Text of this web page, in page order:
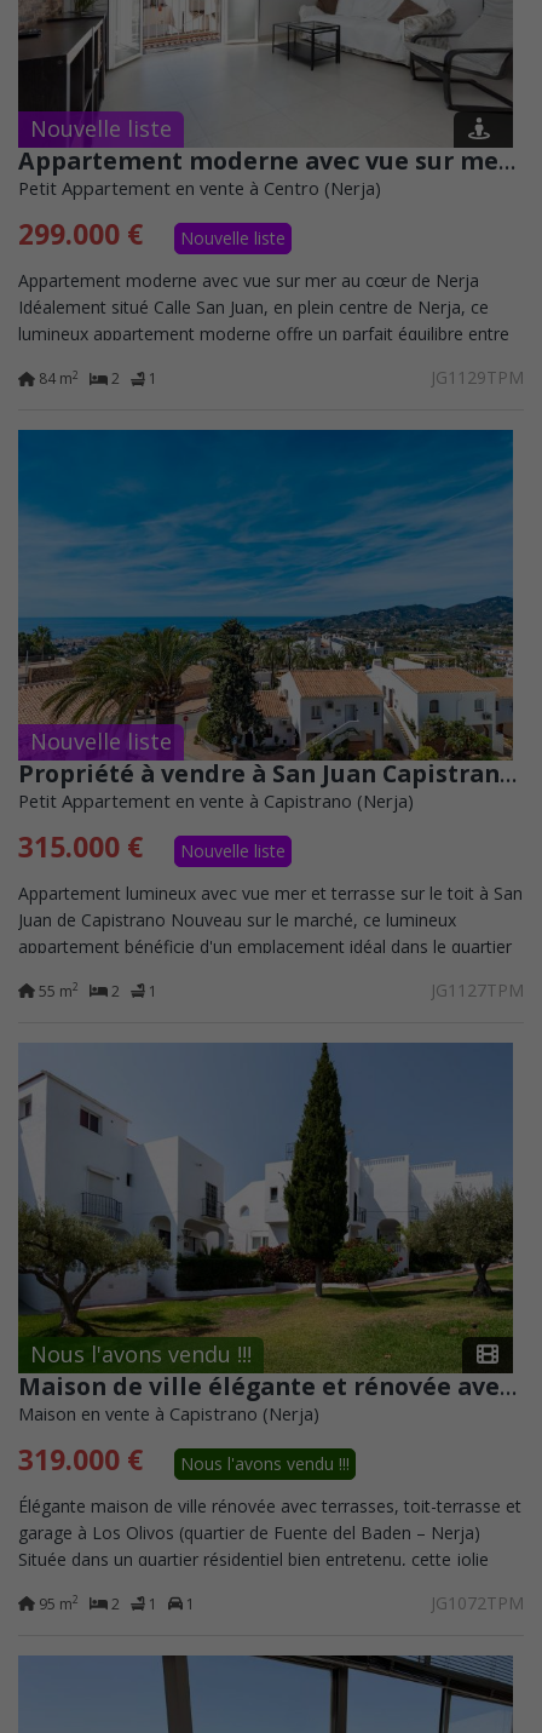
Nouvelle liste
Appartement moderne avec vue sur mer au cœur de Nerja.
Petit Appartement en vente à Centro (Nerja)
299.000 €
Nouvelle liste
Appartement moderne avec vue sur mer au cœur de Nerja
Idéalement situé Calle San Juan, en plein centre de Nerja, ce
lumineux appartement moderne offre un parfait équilibre entre
84 m2 2 1 JG1129TPM
Nouvelle liste
Propriété à vendre à San Juan Capistrano, Nerja
Petit Appartement en vente à Capistrano (Nerja)
315.000 €
Nouvelle liste
Appartement lumineux avec vue mer et terrasse sur le toit à San
Juan de Capistrano Nouveau sur le marché, ce lumineux
appartement bénéficie d'un emplacement idéal dans le quartier
55 m2 2 1 JG1127TPM
Nous l'avons vendu !!!
Maison de ville élégante et rénovée avec terrasses, toit-terrasse et garage à Los Olivos (quartier de Fuente del Baden – Nerja)
Maison en vente à Capistrano (Nerja)
319.000 €
Nous l'avons vendu !!!
Élégante maison de ville rénovée avec terrasses, toit-terrasse et
garage à Los Olivos (quartier de Fuente del Baden – Nerja)
Située dans un quartier résidentiel bien entretenu, cette jolie
95 m2 2 1 1 JG1072TPM